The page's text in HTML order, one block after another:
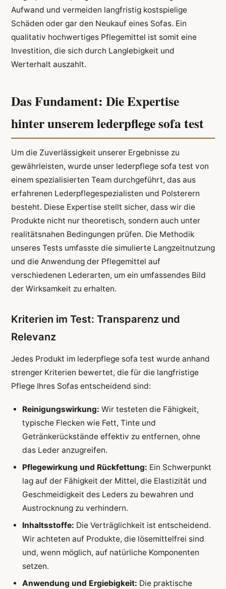
Aufwand und vermeiden langfristig kostspielige
Schäden oder gar den Neukauf eines Sofas. Ein
qualitativ hochwertiges Pflegemittel ist somit eine
Investition, die sich durch Langlebigkeit und
Werterhalt auszahlt.
Das Fundament: Die Expertise
hinter unserem lederpflege sofa test
Um die Zuverlässigkeit unserer Ergebnisse zu
gewährleisten, wurde unser lederpflege sofa test von
einem spezialisierten Team durchgeführt, das aus
erfahrenen Lederpflegespezialisten und Polsterern
besteht. Diese Expertise stellt sicher, dass wir die
Produkte nicht nur theoretisch, sondern auch unter
realitätsnahen Bedingungen prüfen. Die Methodik
unseres Tests umfasste die simulierte Langzeitnutzung
und die Anwendung der Pflegemittel auf
verschiedenen Lederarten, um ein umfassendes Bild
der Wirksamkeit zu erhalten.
Kriterien im Test: Transparenz und
Relevanz
Jedes Produkt im lederpflege sofa test wurde anhand
strenger Kriterien bewertet, die für die langfristige
Pflege Ihres Sofas entscheidend sind:
Reinigungswirkung: Wir testeten die Fähigkeit,
typische Flecken wie Fett, Tinte und
Getränkerückstände effektiv zu entfernen, ohne
das Leder anzugreifen.
Pflegewirkung und Rückfettung: Ein Schwerpunkt
lag auf der Fähigkeit der Mittel, die Elastizität und
Geschmeidigkeit des Leders zu bewahren und
Austrocknung zu verhindern.
Inhaltsstoffe: Die Verträglichkeit ist entscheidend.
Wir achteten auf Produkte, die lösemittelfrei sind
und, wenn möglich, auf natürliche Komponenten
setzen.
Anwendung und Ergiebigkeit: Die praktische